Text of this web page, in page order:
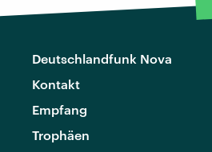
Deutschlandfunk Nova
Kontakt
Empfang
Trophäen